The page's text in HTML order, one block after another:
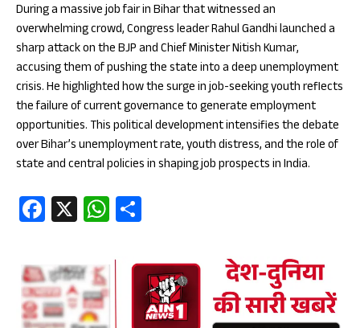
During a massive job fair in Bihar that witnessed an
overwhelming crowd, Congress leader Rahul Gandhi launched a
sharp attack on the BJP and Chief Minister Nitish Kumar,
accusing them of pushing the state into a deep unemployment
crisis. He highlighted how the surge in job-seeking youth reflects
the failure of current governance to generate employment
opportunities. This political development intensifies the debate
over Bihar’s unemployment rate, youth distress, and the role of
state and central policies in shaping job prospects in India.
Fa
ce
b
oo
k
X W
ha
ts
A
p
re